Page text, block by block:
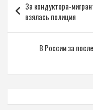
по
записям
За кондуктора-
взялась полиция
В России за